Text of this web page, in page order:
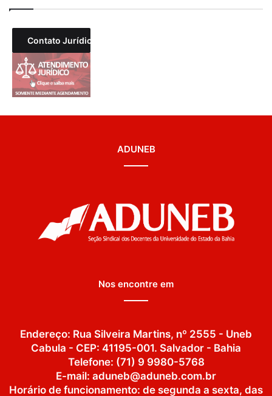
Contato Jurídico
ADUNEB
Nos encontre em
Endereço: Rua Silveira Martins, nº 2555 - Uneb
Cabula - CEP: 41195-001. Salvador - Bahia
Telefone: (71) 9 9980-5768
E-mail: aduneb@aduneb.com.br
Horário de funcionamento: de segunda a sexta, das